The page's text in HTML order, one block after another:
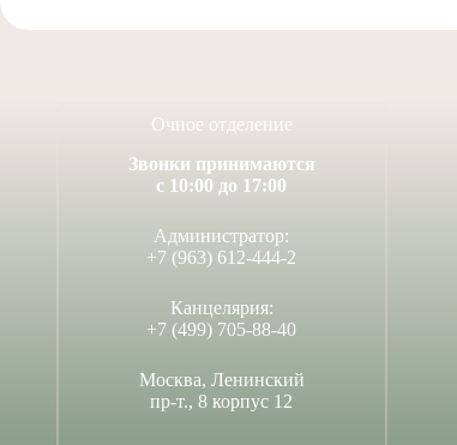
Очное отделение
Звонки принимаются
с 10:00 до 17:00
Администратор:
+7 (963) 612-444-2
Канцелярия:
+7 (499) 705-88-40
Москва, Ленинский
пр-т., 8 корпус 12